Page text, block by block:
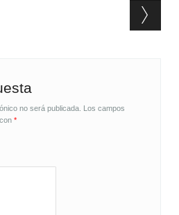
no será publicada. Los campos
*